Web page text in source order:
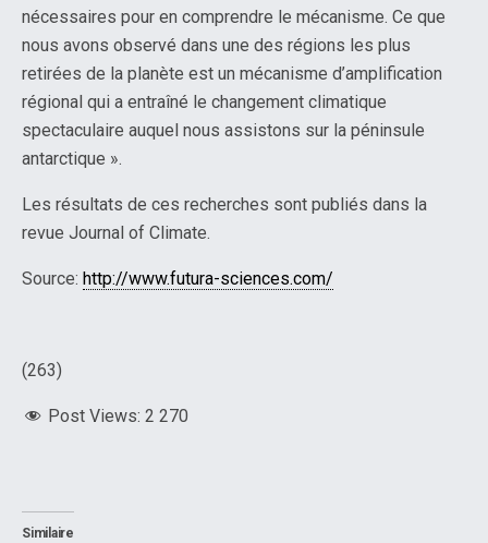
nécessaires pour en comprendre le mécanisme. Ce que
nous avons observé dans une des régions les plus
retirées de la planète est un mécanisme d’amplification
régional qui a entraîné le changement climatique
spectaculaire auquel nous assistons sur la péninsule
antarctique ».
Les résultats de ces recherches sont publiés dans la
revue Journal of Climate.
Source: http://www.futura-sciences.com/
(263)
Post Views: 2 270
Similaire